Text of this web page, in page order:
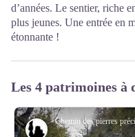
d’années. Le sentier, riche
plus jeunes. Une entrée en
étonnante !
Les 4 patrimoines à
Géologie